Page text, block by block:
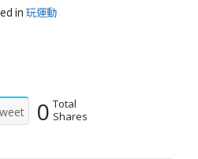
in 玩運動
0 Total
Shares